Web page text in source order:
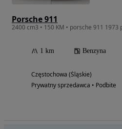
Porsche 911
1 km Benzyna
Częstochowa (Śląskie)
Prywatny sprzedawca • Podbite